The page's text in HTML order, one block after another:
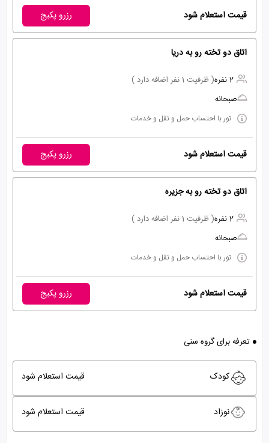
قیمت استعلام شود رزرو پکیج
اتاق دو تخته رو به دریا
2 نفره
( ظرفیت 1 نفر اضافه دارد )
صبحانه
تور با احتساب حمل و نقل و خدمات
قیمت استعلام شود رزرو پکیج
اتاق دو تخته رو به جزیره
2 نفره
( ظرفیت 1 نفر اضافه دارد )
صبحانه
تور با احتساب حمل و نقل و خدمات
قیمت استعلام شود رزرو پکیج
تعرفه برای گروه سنی
کودک قیمت استعلام شود
نوزاد قیمت استعلام شود